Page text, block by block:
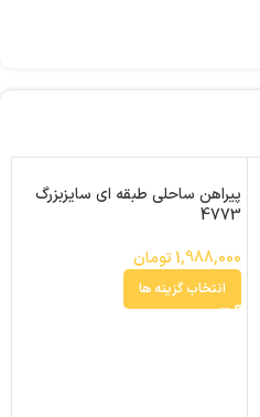
پیراهن ساحلی طبقه ای سایزبزرگ
4773
1,988,000تومان
انتخاب گزینه ها